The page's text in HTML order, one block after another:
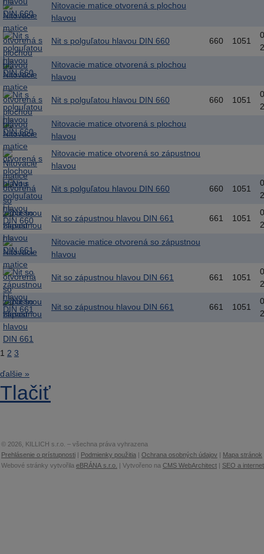
Nitovacie matice otvorená s plochou
hlavou
Nit s polguľatou hlavou DIN 660 660 1051
Nitovacie matice otvorená s plochou
hlavou
Nit s polguľatou hlavou DIN 660 660 1051
Nitovacie matice otvorená s plochou
hlavou
Nitovacie matice otvorená so zápustnou
hlavou
Nit s polguľatou hlavou DIN 660 660 1051
Nit so zápustnou hlavou DIN 661 661 1051
Nitovacie matice otvorená so zápustnou
hlavou
Nit so zápustnou hlavou DIN 661 661 1051
Nit so zápustnou hlavou DIN 661 661 1051
1 2 3
ďalšie »
Tlačiť
© 2026, KILLICH s.r.o. – všechna práva vyhrazena
Prehlásenie o prístupnosti | Podmienky použitia | Ochrana osobných údajov | Mapa stránok
Webové stránky vytvořila eBRÁNA s.r.o. | Vytvořeno na CMS WebArchitect | SEO a